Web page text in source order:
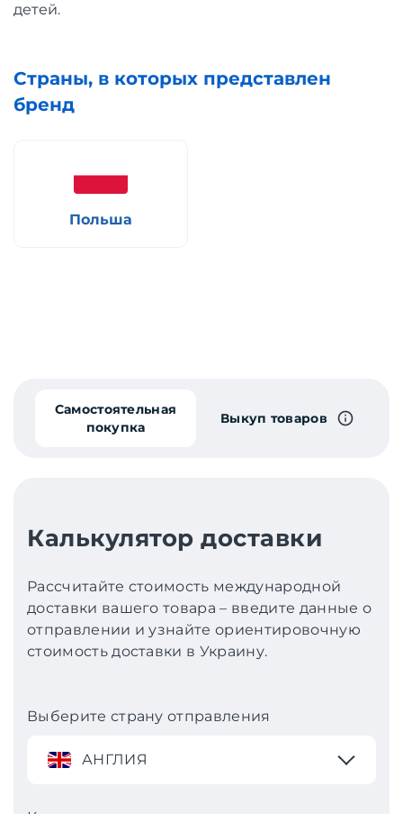
детей.
Страны, в которых представлен
бренд
Польша
Самостоятельная
покупка
Выкуп товаров
Калькулятор доставки
Рассчитайте стоимость международной
доставки вашего товара – введите данные о
отправлении и узнайте ориентировочную
стоимость доставки в Украину.
Выберите страну отправления
АНГЛИЯ